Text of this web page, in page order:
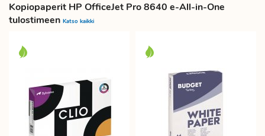
Kopiopaperit HP OfficeJet Pro 8640 e-All-in-One
tulostimeen Katso kaikki